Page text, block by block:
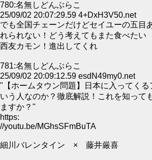
780:名無しどんぶらこ
25/09/02 20:07:29.59 4+DxH3V50.net
でも全国チェーンだけどセイユーの五目
れられない！どう考えてもまた食べたい
西友カモン！進出してくれ
781:名無しどんぶらこ
25/09/02 20:09:12.59 esdN49my0.net
"【ホームタウン問題】日本に入ってくる
いう人なのか？徹底解説！これを知って
ますか？"
https:
//youtu.be/MGhsSFmBuTA
細川バレンタイン × 藤井厳喜